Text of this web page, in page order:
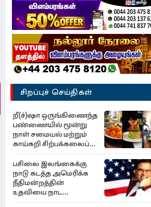
சிறப்புச் செய்திகள்
றீ(ச்)ஷா ஒருங்கிணைந்த
பண்ணையில் மூன்று
நாள் சமையல் மற்றும்
காய்கறி சிற்பக்கலைப்
பயிற்சி
பசிலை இலங்கைக்கு
நாடு கடத்த அமெரிக்க
நீதிமன்றத்தின்
உதவியை நாட
அரசாங்கம் முடிவு